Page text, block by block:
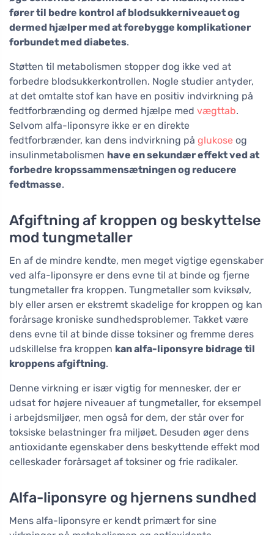
fører til bedre kontrol af blodsukkerniveauet og
dermed hjælper med at forebygge komplikationer
forbundet med diabetes.
Støtten til metabolismen stopper dog ikke ved at
forbedre blodsukkerkontrollen. Nogle studier antyder,
at det omtalte stof kan have en positiv indvirkning på
fedtforbrænding og dermed hjælpe med vægttab.
Selvom alfa-liponsyre ikke er en direkte
fedtforbrænder, kan dens indvirkning på glukose og
insulinmetabolismen have en sekundær effekt ved at
forbedre kropssammensætningen og reducere
fedtmasse.
Afgiftning af kroppen og beskyttelse
mod tungmetaller
En af de mindre kendte, men meget vigtige egenskaber
ved alfa-liponsyre er dens evne til at binde og fjerne
tungmetaller fra kroppen. Tungmetaller som kviksølv,
bly eller arsen er ekstremt skadelige for kroppen og kan
forårsage kroniske sundhedsproblemer. Takket være
dens evne til at binde disse toksiner og fremme deres
udskillelse fra kroppen kan alfa-liponsyre bidrage til
kroppens afgiftning.
Denne virkning er især vigtig for mennesker, der er
udsat for højere niveauer af tungmetaller, for eksempel
i arbejdsmiljøer, men også for dem, der står over for
toksiske belastninger fra miljøet. Desuden øger dens
antioxidante egenskaber dens beskyttende effekt mod
celleskader forårsaget af toksiner og frie radikaler.
Alfa-liponsyre og hjernens sundhed
Mens alfa-liponsyre er kendt primært for sine